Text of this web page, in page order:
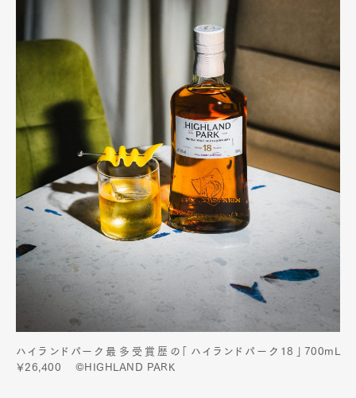
ハイランドパーク最多受賞歴の「ハイランドパーク18」700mL
￥26,400 ©HIGHLAND PARK